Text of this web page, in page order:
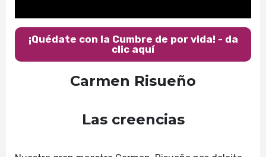
¡Quédate con la Cumbre de por vida! - da
clic aquí
Carmen Risueño
Las creencias